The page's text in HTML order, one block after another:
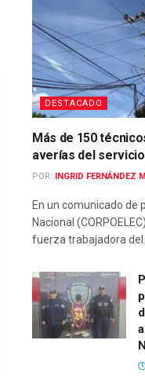
DESTACADO
Más de 150
averías del
POR: INGRID FERNÁNDEZ
En un comunicado de
Nacional
fuerza trabajadora del